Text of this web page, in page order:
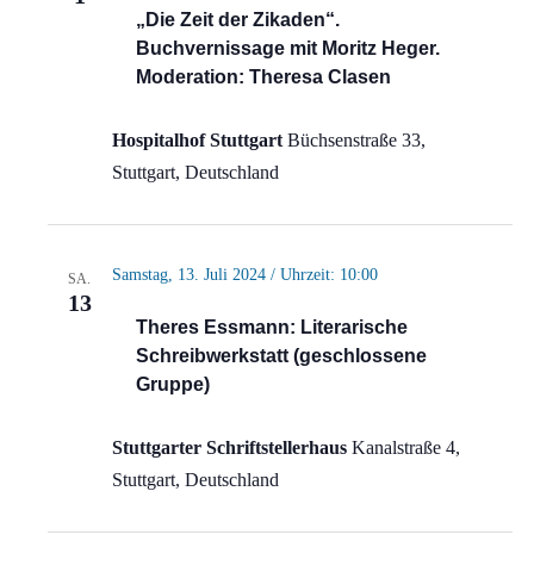
„Die Zeit der Zikaden“.
Buchvernissage mit Moritz Heger.
Moderation: Theresa Clasen
Hospitalhof Stuttgart Büchsenstraße 33,
Stuttgart, Deutschland
SA.
13
Theres Essmann: Literarische
Schreibwerkstatt (geschlossene
Gruppe)
Samstag, 13. Juli 2024 / Uhrzeit: 10:00
Stuttgarter Schriftstellerhaus Kanalstraße 4,
Stuttgart, Deutschland